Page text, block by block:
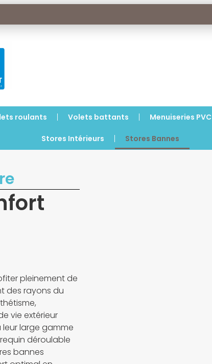
roulants Volets battants Menuiseries PVC
Stores Intérieurs Stores Bannes
pleinement de
des rayons du
vie extérieur
large gamme
déroulable
bannes